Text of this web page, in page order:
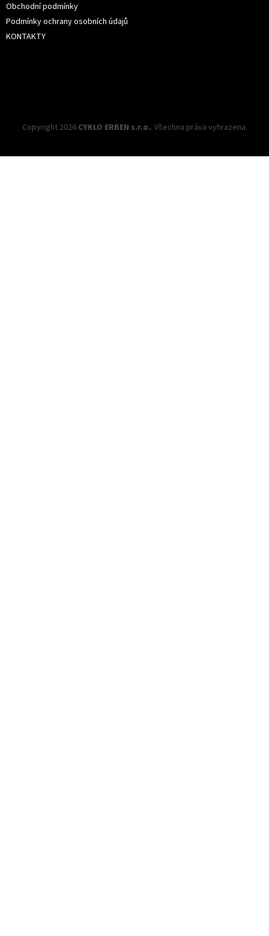
Obchodní podmínky
Podmínky ochrany osobních údajů
KONTAKTY
Copyright 2026 CYKLO ERBEN s.r.o.. Všechna práva vyhrazena.